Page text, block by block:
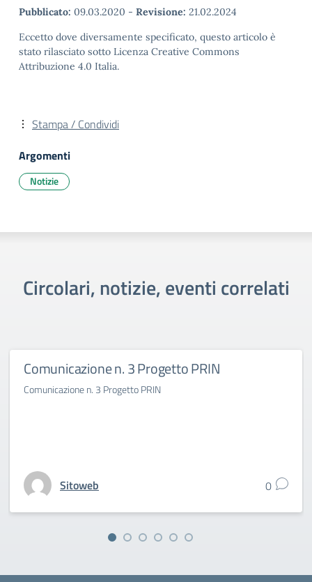
Pubblicato: 09.03.2020 - Revisione: 21.02.2024
Eccetto dove diversamente specificato, questo articolo è
stato rilasciato sotto Licenza Creative Commons
Attribuzione 4.0 Italia.
Stampa / Condividi
Argomenti
Notizie
Circolari, notizie, eventi correlati
Comunicazione n. 3 Progetto PRIN
Comunicazione n. 3 Progetto PRIN
Sitoweb 0